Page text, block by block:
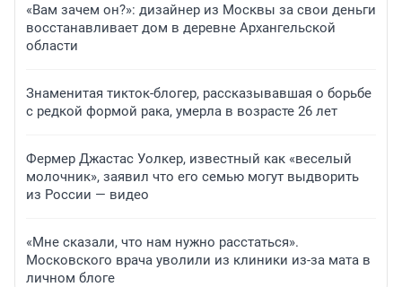
«Вам зачем он?»: дизайнер из Москвы за свои деньги
восстанавливает дом в деревне Архангельской
области
Знаменитая тикток-блогер, рассказывавшая о борьбе
с редкой формой рака, умерла в возрасте 26 лет
Фермер Джастас Уолкер, известный как «веселый
молочник», заявил что его семью могут выдворить
из России — видео
«Мне сказали, что нам нужно расстаться».
Московского врача уволили из клиники из-за мата в
личном блоге